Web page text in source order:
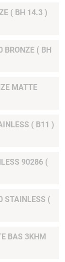
COLLIER 30MM HAUT 5B30 BRONZE ( BH 14.3 )
BRONZE ( BH
MATTE
MEDIUM 4K30 STAINLESS ( B11 )
BAS 3KHM